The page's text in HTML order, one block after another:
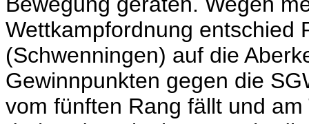
Wettkampfordnung entschied
(Schwenningen) auf die
Gewinnpunkten gegen die
vom fünften Rang fällt und